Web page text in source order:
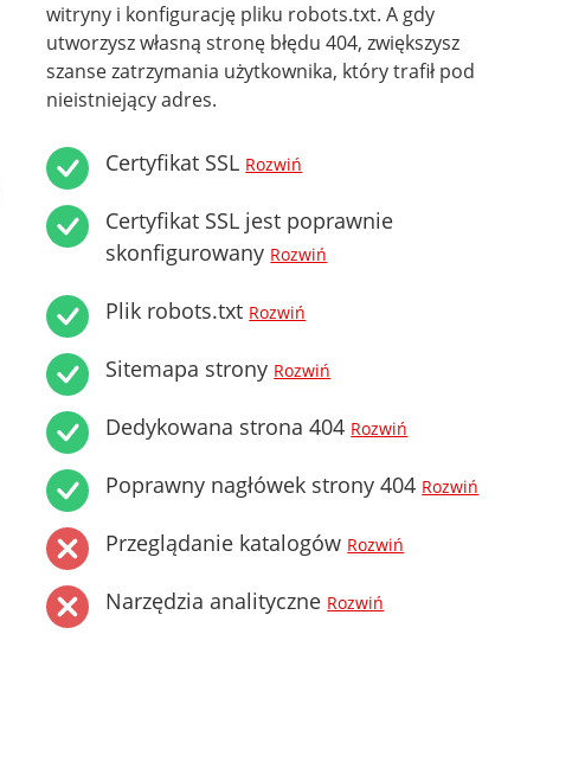
witryny i konfigurację pliku robots.txt. A gdy
utworzysz własną stronę błędu 404, zwiększysz
szanse zatrzymania użytkownika, który trafił pod
nieistniejący adres.
Certyfikat SSL Rozwiń
Certyfikat SSL jest poprawnie
skonfigurowany Rozwiń
Plik robots.txt Rozwiń
Sitemapa strony Rozwiń
Dedykowana strona 404 Rozwiń
Poprawny nagłówek strony 404 Rozwiń
Przeglądanie katalogów Rozwiń
Narzędzia analityczne Rozwiń